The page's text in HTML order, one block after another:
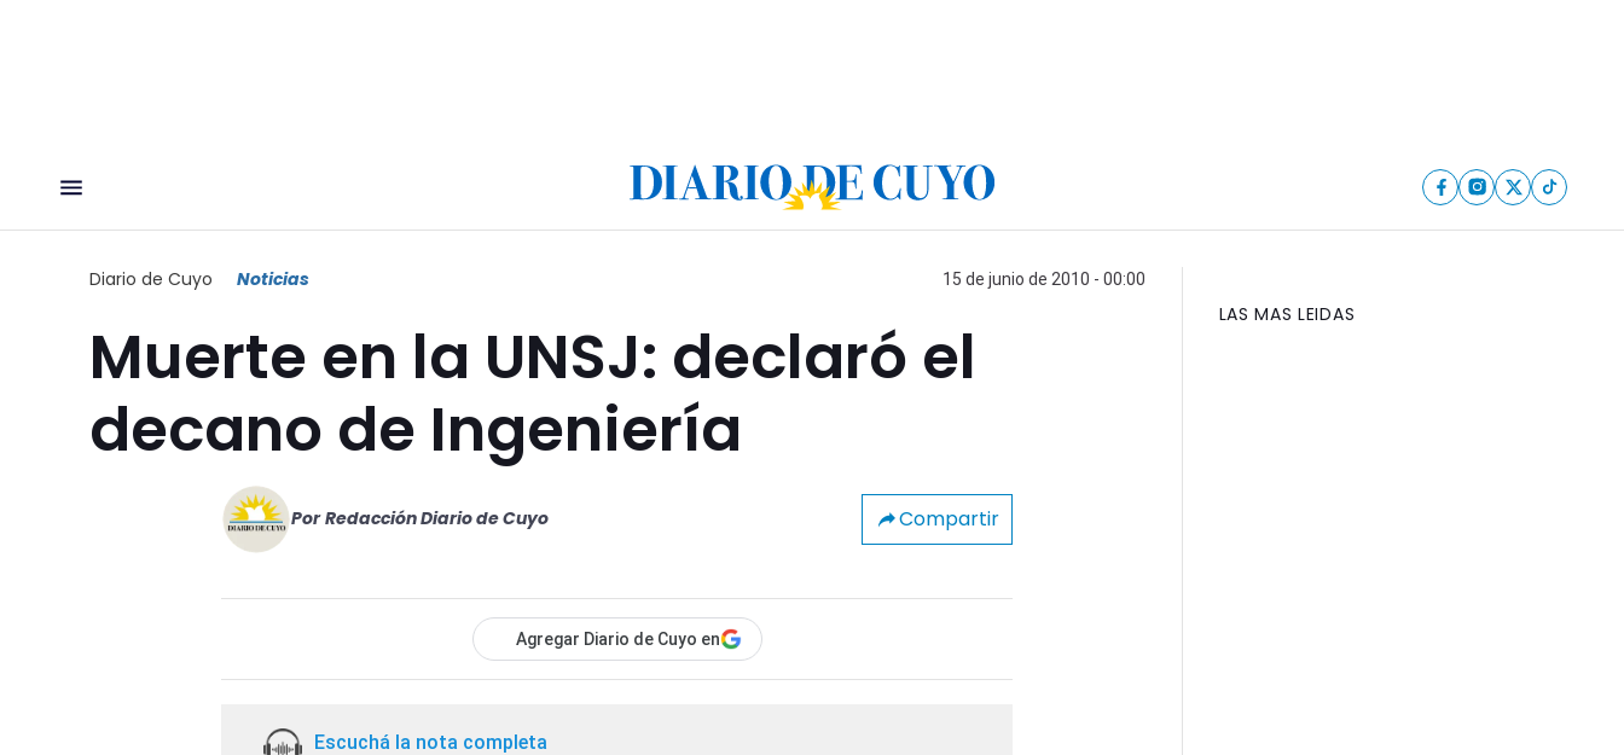
Diario de Cuyo Noticias 15 de junio de 2010 - 00:00
Muerte en la UNSJ: declaró el
decano de Ingeniería
Por Redacción Diario de Cuyo Compartir
Agregar Diario de Cuyo en
Escuchá la nota completa
LAS MAS LEIDAS